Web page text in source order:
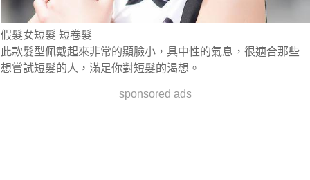
假髮女短髮 短卷髮
此款髮型佩戴起來非常的顯臉小，具中性的氣息，很適合那些
想嘗試短髮的人，滿足你對短髮的渴想。
sponsored ads